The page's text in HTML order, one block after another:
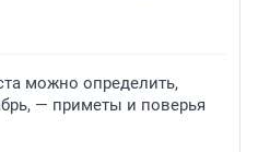
можно определить,
— приметы и поверья